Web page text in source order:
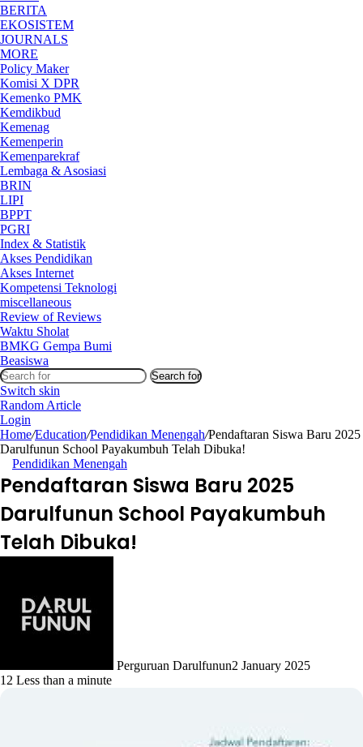
BERITA
EKOSISTEM
JOURNALS
MORE
Policy Maker
Komisi X DPR
Kemenko PMK
Kemdikbud
Kemenag
Kemenperin
Kemenparekraf
Lembaga & Asosiasi
BRIN
LIPI
BPPT
PGRI
Index & Statistik
Akses Pendidikan
Akses Internet
Kompetensi Teknologi
miscellaneous
Review of Reviews
Waktu Sholat
BMKG Gempa Bumi
Beasiswa
Search for
Switch skin
Random Article
Login
Home/Education/Pendidikan Menengah/Pendaftaran Siswa Baru 2025
Darulfunun School Payakumbuh Telah Dibuka!
Pendidikan Menengah
Pendaftaran Siswa Baru 2025
Darulfunun School Payakumbuh
Telah Dibuka!
Perguruan Darulfunun2 January 2025
12 Less than a minute